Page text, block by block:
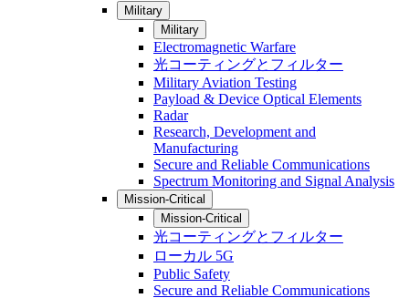
Military
Military
Electromagnetic Warfare
光コーティングとフィルター
Military Aviation Testing
Payload & Device Optical Elements
Radar
Research, Development and
Manufacturing
Secure and Reliable Communications
Spectrum Monitoring and Signal Analysis
Mission-Critical
Mission-Critical
光コーティングとフィルター
ローカル 5G
Public Safety
Secure and Reliable Communications